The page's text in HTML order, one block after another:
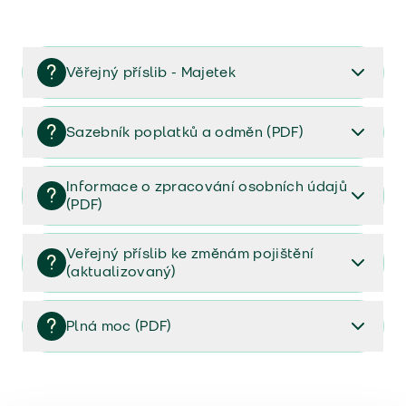
Věřejný příslib - Majetek
Věřejný příslib majetek 2023
Sazebník poplatků a odměn (PDF)
Sazebník poplatků a odměn (PDF)
Informace o zpracování osobních údajů
(PDF)
Informace o zpracování osobních údajů (PDF)
Veřejný příslib ke změnám pojištění
(aktualizovaný)
Veřejný příslib ke změnám pojištění (aktualizovaný)
Plná moc (PDF)